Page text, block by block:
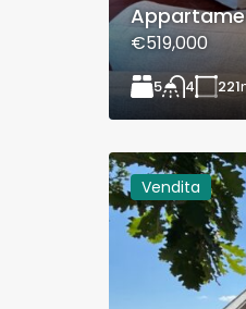
€519,000
5 4 221
Vendita